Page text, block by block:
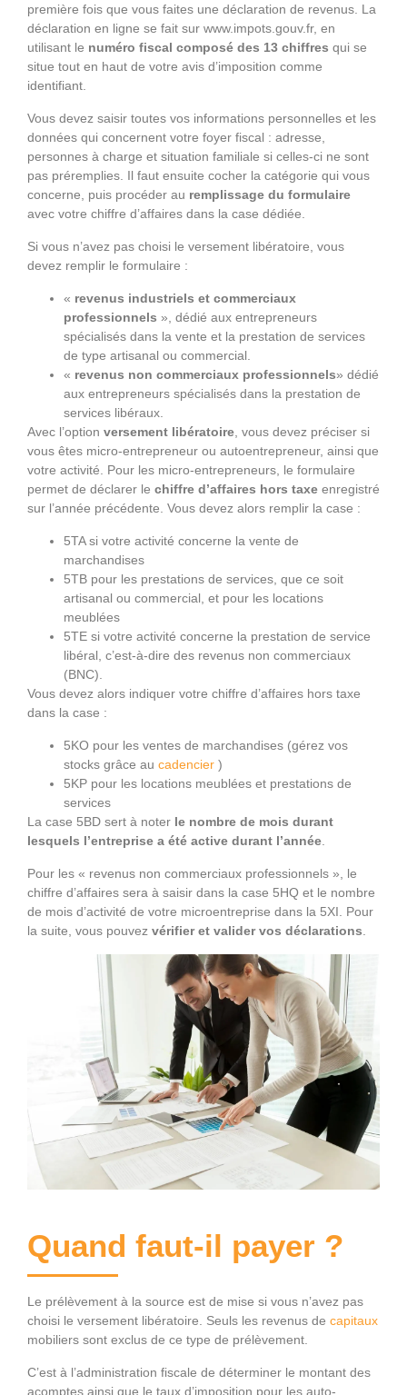
première fois que vous faites une déclaration de revenus. La
déclaration en ligne se fait sur www.impots.gouv.fr, en
utilisant le numéro fiscal composé des 13 chiffres qui se
situe tout en haut de votre avis d’imposition comme
identifiant.
Vous devez saisir toutes vos informations personnelles et les
données qui concernent votre foyer fiscal : adresse,
personnes à charge et situation familiale si celles-ci ne sont
pas préremplies. Il faut ensuite cocher la catégorie qui vous
concerne, puis procéder au remplissage du formulaire
avec votre chiffre d’affaires dans la case dédiée.
Si vous n’avez pas choisi le versement libératoire, vous
devez remplir le formulaire :
« revenus industriels et commerciaux
professionnels », dédié aux entrepreneurs
spécialisés dans la vente et la prestation de services
de type artisanal ou commercial.
« revenus non commerciaux professionnels» dédié
aux entrepreneurs spécialisés dans la prestation de
services libéraux.
Avec l’option versement libératoire , vous devez préciser si
vous êtes micro-entrepreneur ou autoentrepreneur, ainsi que
votre activité. Pour les micro-entrepreneurs, le formulaire
permet de déclarer le chiffre d’affaires hors taxe enregistré
sur l’année précédente. Vous devez alors remplir la case :
5TA si votre activité concerne la vente de
marchandises
5TB pour les prestations de services, que ce soit
artisanal ou commercial, et pour les locations
meublées
5TE si votre activité concerne la prestation de service
libéral, c’est-à-dire des revenus non commerciaux
(BNC).
Vous devez alors indiquer votre chiffre d’affaires hors taxe
dans la case :
5KO pour les ventes de marchandises (gérez vos
stocks grâce au cadencier )
5KP pour les locations meublées et prestations de
services
La case 5BD sert à noter le nombre de mois durant
lesquels l’entreprise a été active durant l’année
Pour les « revenus non commerciaux professionnels », le
chiffre d’affaires sera à saisir dans la case 5HQ et le nombre
de mois d’activité de votre microentreprise dans la 5XI. Pour
la suite, vous pouvez vérifier et valider vos déclarations
Quand faut-il payer ?
Le prélèvement à la source est de mise si vous n’avez pas
choisi le versement libératoire. Seuls les revenus de capitaux
mobiliers sont exclus de ce type de prélèvement.
C’est à l’administration fiscale de déterminer le montant des
acomptes ainsi que le taux d’imposition pour les auto-